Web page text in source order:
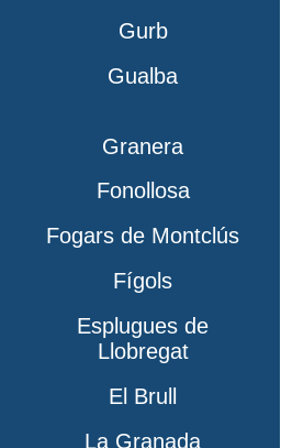
Gurb
Gualba
Granera
Fonollosa
Fogars de Montclús
Fígols
Esplugues de
Llobregat
El Brull
La Granada